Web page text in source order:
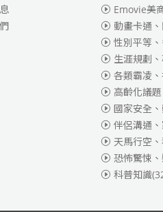
Emovie美
動畫卡通
性別平等
生涯規劃
各類霸凌
高齡化議
國家安全
伴侶溝通
天馬行空
恐怖驚悚
科普知識